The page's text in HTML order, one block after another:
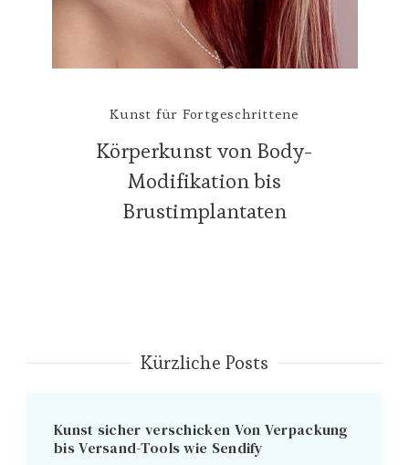
Kunst für Fortgeschrittene
Körperkunst von Body-
Modifikation bis
Brustimplantaten
Kürzliche Posts
Kunst sicher verschicken Von Verpackung
bis Versand-Tools wie Sendify